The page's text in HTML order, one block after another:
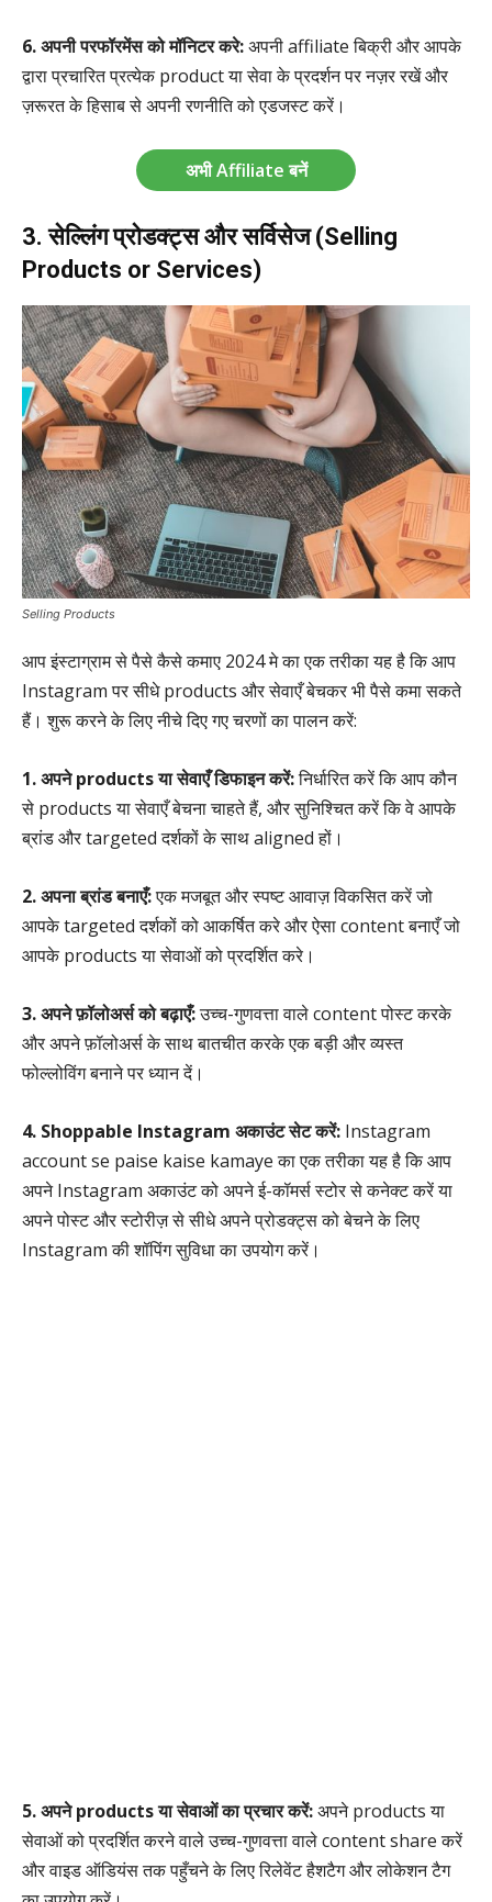
6. अपनी परफॉरमेंस को मॉनिटर करे:अपनी affiliate बिक्री और आपके
द्वारा प्रचारित प्रत्येक product या सेवा के प्रदर्शन पर नज़र रखें और
ज़रूरत के हिसाब से अपनी रणनीति को एडजस्ट करें।
अभी Affiliate बनें
3. सेल्लिंग प्रोडक्ट्स और सर्विसेज (Selling
Products or Services)
Selling Products
आप इंस्टाग्राम से पैसे कैसे कमाए 2024 मे का एक तरीका यह है कि आप
Instagram पर सीधे products और सेवाएँ बेचकर भी पैसे कमा सकते
हैं। शुरू करने के लिए नीचे दिए गए चरणों का पालन करें:
1. अपने products या सेवाएँ डिफाइन करें:निर्धारित करें कि आप कौन
से products या सेवाएँ बेचना चाहते हैं, और सुनिश्चित करें कि वे आपके
ब्रांड और targeted दर्शकों के साथ aligned हों।
2. अपना ब्रांड बनाएँ:एक मजबूत और स्पष्ट आवाज़ विकसित करें जो
आपके targeted दर्शकों को आकर्षित करे और ऐसा content बनाएँ जो
आपके products या सेवाओं को प्रदर्शित करे।
3. अपने फ़ॉलोअर्स को बढ़ाएँ:उच्च-गुणवत्ता वाले content पोस्ट करके
और अपने फ़ॉलोअर्स के साथ बातचीत करके एक बड़ी और व्यस्त
फोल्लोविंग बनाने पर ध्यान दें।
4. Shoppable Instagram अकाउंट सेट करें: Instagram
account se paise kaise kamaye का एक तरीका यह है कि आप
अपने Instagram अकाउंट को अपने ई-कॉमर्स स्टोर से कनेक्ट करें या
अपने पोस्ट और स्टोरीज़ से सीधे अपने प्रोडक्ट्स को बेचने के लिए
Instagram की शॉपिंग सुविधा का उपयोग करें।
5. अपने products या सेवाओं का प्रचार करें:अपने products या
सेवाओं को प्रदर्शित करने वाले उच्च-गुणवत्ता वाले content share करें
और वाइड ऑडियंस तक पहुँचने के लिए रिलेवेंट हैशटैग और लोकेशन टैग